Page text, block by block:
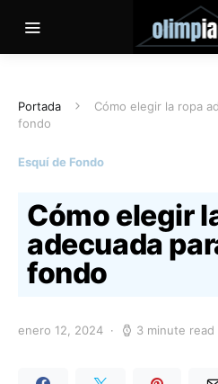
Portada
Cómo elegir la ropa
fondo
Esquí de Fondo
Cómo elegir
adecuada
fondo
enero 12, 2024 3 minute read